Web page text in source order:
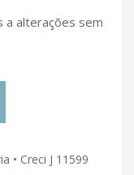
a alterações sem
• Creci J 11599